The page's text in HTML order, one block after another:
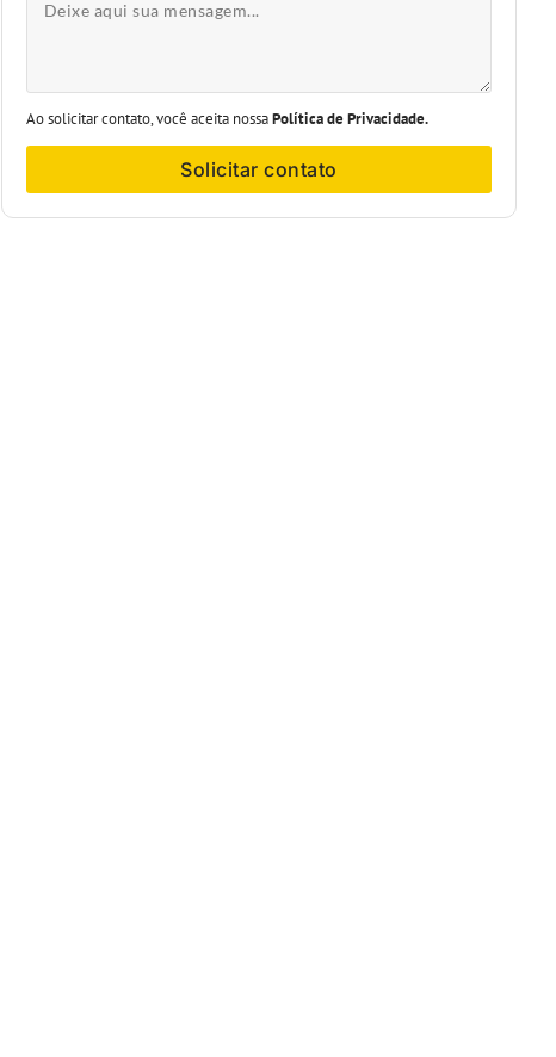
Ao solicitar contato, você aceita nossaPolítica de Privacidade.
Solicitar contato